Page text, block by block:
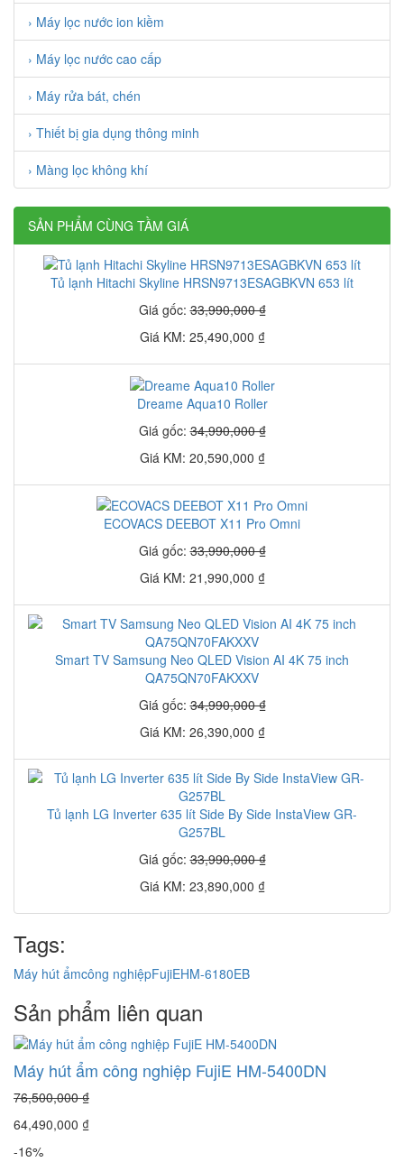
› Máy lọc nước ion kiềm
› Máy lọc nước cao cấp
› Máy rửa bát, chén
› Thiết bị gia dụng thông minh
› Màng lọc không khí
SẢN PHẨM CÙNG TẦM GIÁ
Tủ lạnh Hitachi Skyline HRSN9713ESAGBKVN 653 lít
Giá gốc:33,990,000 ₫
Giá KM: 25,490,000 ₫
Dreame Aqua10 Roller
Giá gốc:34,990,000 ₫
Giá KM: 20,590,000 ₫
ECOVACS DEEBOT X11 Pro Omni
Giá gốc:33,990,000 ₫
Giá KM: 21,990,000 ₫
Smart TV Samsung Neo QLED Vision AI 4K 75 inch
QA75QN70FAKXXV
Giá gốc:34,990,000 ₫
Giá KM: 26,390,000 ₫
Tủ lạnh LG Inverter 635 lít Side By Side InstaView GR-
G257BL
Giá gốc:33,990,000 ₫
Giá KM: 23,890,000 ₫
Tags:
Máy hút ẩmcông nghiệpFujiEHM-6180EB
Sản phẩm liên quan
Máy hút ẩm công nghiệp FujiE HM-5400DN
76,500,000 ₫
64,490,000 ₫
-16%